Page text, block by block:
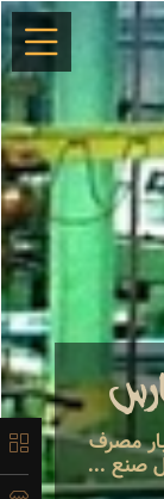
مصرف
صنع ...